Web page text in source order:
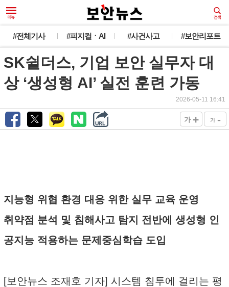
#전체기사 #피지컬ㆍAI #사건사고 #보안리포트
SK쉴더스, 기업 보안 실무자 대
상 ‘생성형 AI’ 실전 훈련 가동
2026-05-11 16:41
가 + 가 -
지능형 위협 환경 대응 위한 실무 교육 운영
취약점 분석 및 침해사고 탐지 전반에 생성형 인
공지능 적용하는 문제중심학습 도입
[보안뉴스 조재호 기자] 시스템 침투에 걸리는 평